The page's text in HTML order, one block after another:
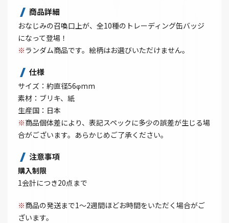
商品詳細
おなじみの召喚口上が、全10種のトレーディング缶バッジ
になって登場！
※ランダム商品です。絵柄はお選びいただけません。
仕様
サイズ：約直径56φmm
素材：ブリキ、紙
生産国：日本
※商品個体差により、表記スペックに多少の誤差が生じる場
合がございます。あらかじめご了承ください。
注意事項
購入制限
1会計につき20点まで
※商品の発送まで1～2週間ほどお時間をいただく場合がご
ざいます。